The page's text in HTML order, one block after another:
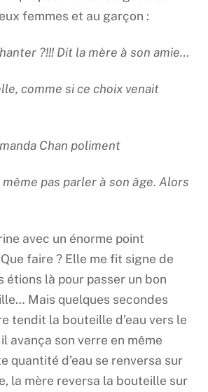
femmes et au garçon :
?!!! Dit la mère à son amie…
comme si ce choix venait
Chan poliment
pas parler à son âge. Alors
avec un énorme point
faire ? Elle me fit signe de
étions là pour passer un bon
Mais quelques secondes
tendit la bouteille d’eau vers le
avança son verre en même
quantité d’eau se renversa sur
la mère reversa la bouteille sur